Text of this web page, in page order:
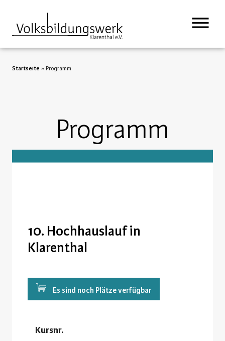
Startseite » Programm
Programm
10. Hochhauslauf in
Klarenthal
Es sind noch Plätze verfügbar
Kursnr.